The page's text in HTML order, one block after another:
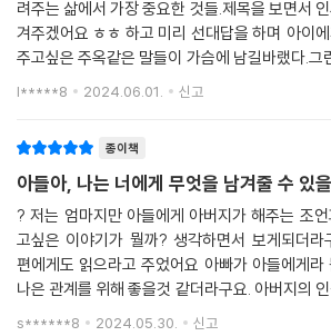
려주는 삶에서 가장 중요한 것들.제목을 보면서
겨주겠어요 ㅎㅎ 하고 미리 선대답을 하며 아이
주고싶은 주옥같은 말들이 가슴에 남길바랬다.그
각보다 너무많았다. 헉소리 나게 많은 재산이 있
l*****8 2024.06.01. 신고
종이책
아들아, 나는 너에게 무엇을 남겨줄 수 있
? 저는 엄마지만 아들에게 아버지가 해주는 조
고싶은 이야기가 뭘까? 생각하면서 보게되더라
편에게도 읽으라고 주었어요 아빠가 아들에게라
나은 관계를 위해 좋을것 같더라구요. 아버지의
언 함께 보실까요?? 저자는 베스트셀러 작가이
s******8 2024.05.30. 신고